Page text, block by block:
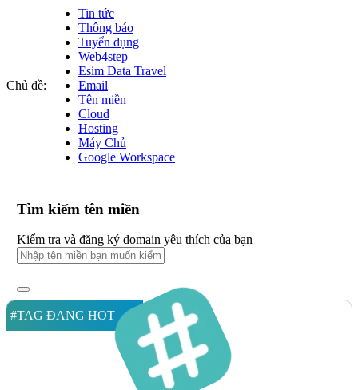
Chủ đề:
Tin tức
Thông báo
Tuyển dụng
Web4step
Esim Data Travel
Email
Tên miền
Cloud
Hosting
Máy Chủ
Google Workspace
Tìm kiếm tên miền
Kiểm tra và đăng ký domain yêu thích của bạn
#TAG ĐANG HOT